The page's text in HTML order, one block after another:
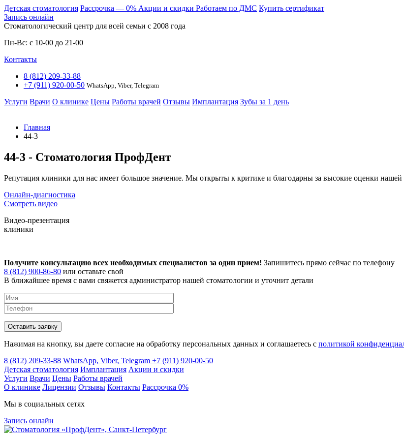
Детская стоматология Расcрочка — 0% Акции и скидки Работаем по ДМС Купить сертификат
Запись онлайн
Стоматологический центр для всей семьи c 2008 года
Пн-Вс: с 10-00 до 21-00
Контакты
8 (812) 209-33-88
+7 (911) 920-00-50 WhatsApp, Viber, Telegram
Услуги Врачи О клинике Цены Работы врачей Отзывы Имплантация Зубы за 1 день
Главная
44-3
44-3 - Стоматология ПрофДент
Репутация клиники для нас имеет большое значение. Мы открыты к критике и благодарны за высокие оценки
Онлайн-диагностика
Смотреть видео
Видео-презентация
клиники
Получите консультацию всех необходимых специалистов за один прием! Запишитесь прямо сейчас по телефону
8 (812) 900-86-80 или оставьте свой
В ближайшее время с вами свяжется администратор нашей стоматологии и уточнит детали
Нажимая на кнопку, вы даете согласие на обработку персональных данных и соглашаетесь c политикой
8 (812) 209-33-88 WhatsApp, Viber, Telegram +7 (911) 920-00-50
Детская стоматология Имплантация Акции и скидки
Услуги Врачи Цены Работы врачей
О клинике Лицензии Отзывы Контакты Расcрочка 0%
Мы в социальных сетях
Запись онлайн